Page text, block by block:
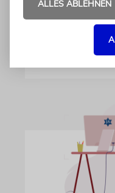
Netanjahu deutet
Differenzen nicht
28.07.2026
ALLES ABLEHNEN